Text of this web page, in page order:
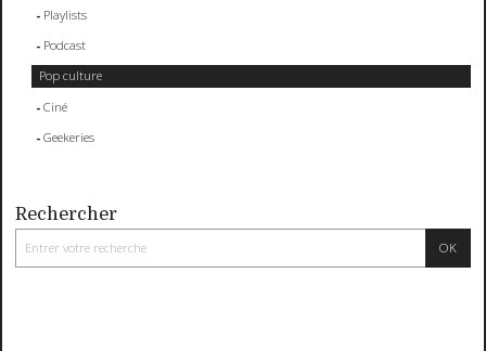
Playlists
Podcast
Pop culture
Ciné
Geekeries
Rechercher